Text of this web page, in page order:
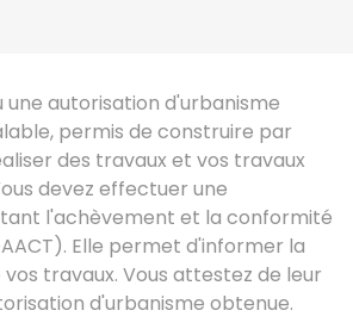
une autorisation d'urbanisme
permis de construire par
des travaux et vos travaux
devez effectuer une
l'achèvement et la conformité
Elle permet d'informer la
travaux. Vous attestez de leur
d'urbanisme obtenue.